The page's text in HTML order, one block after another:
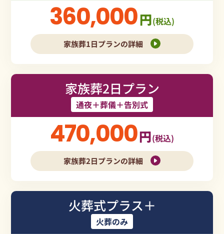
360,000円(税込)
家族葬1日プランの詳細
家族葬2日プラン
通夜＋葬儀＋告別式
470,000円(税込)
家族葬2日プランの詳細
火葬式プラス＋
火葬のみ